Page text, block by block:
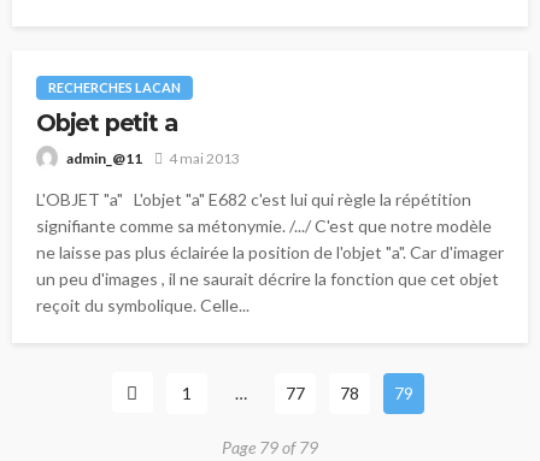
RECHERCHES LACAN
Objet petit a
admin_@11 4 mai 2013
L'OBJET "a" L'objet "a" E682 c'est lui qui règle la répétition
signifiante comme sa métonymie. /.../ C'est que notre modèle
ne laisse pas plus éclairée la position de l'objet "a". Car d'imager
un peu d'images , il ne saurait décrire la fonction que cet objet
reçoit du symbolique. Celle...
1 … 77 78 79
Page 79 of 79